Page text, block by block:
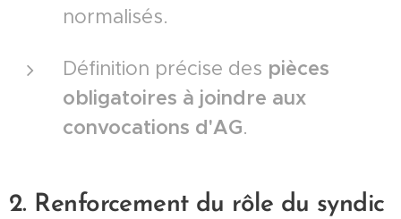
normalisés.
Définition précise des pièces
obligatoires à joindre aux
convocations d'AG.
2. Renforcement du rôle du syndic